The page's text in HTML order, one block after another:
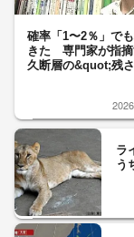
確率「1〜2％」で
きた 専門家が指摘
久断層の&quot;残
ラ
う